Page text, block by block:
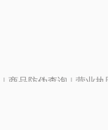
| 商品防伪查询 | 营业执